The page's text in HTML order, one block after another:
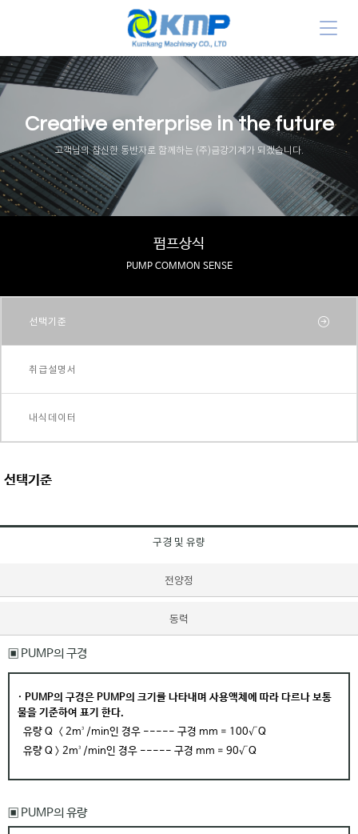
Creative enterprise in the future
고객님의 참신한 동반자로 함께하는 (주)금강기계가 되겠습니다.
펌프상식
PUMP COMMON SENSE
선택기준
취급설명서
내식데이터
선택기준
구경 및 유량
전양정
동력
▣ PUMP의 구경
· PUMP의 구경은 PUMP의 크기를 나타내며 사용액체에 따라 다르나 보통
물을 기준하여 표기 한다.
유량 Q 〈 2m³/min인 경우 ----- 구경 mm = 100√Q
유량 Q 〉 2m³/min인 경우 ----- 구경 mm = 90√Q
▣ PUMP의 유량